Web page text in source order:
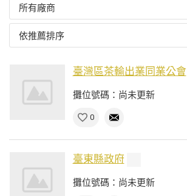
所有廠商
依推薦排序
臺灣區茶輸出業同業公會
攤位號碼：尚未更新
0
臺東縣政府
攤位號碼：尚未更新